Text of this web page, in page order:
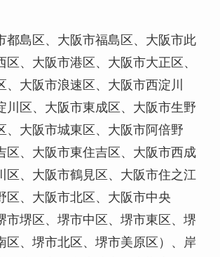
都島区、大阪市福島区、大阪市此
区、大阪市港区、大阪市大正区、
、大阪市浪速区、大阪市西淀川
川区、大阪市東成区、大阪市生野
、大阪市城東区、大阪市阿倍野
区、大阪市東住吉区、大阪市西成
区、大阪市鶴見区、大阪市住之江
区、大阪市北区、大阪市中央
市堺区、堺市中区、堺市東区、堺
区、堺市北区、堺市美原区）、岸